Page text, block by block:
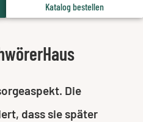
Katalog bestellen
Die
dass sie später